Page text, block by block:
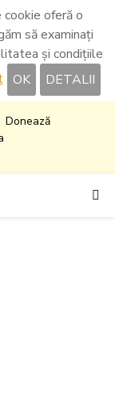
cookie oferă o
să examinați
și condițiile
OK DETALII
Donează